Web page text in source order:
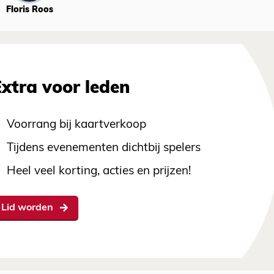
Floris Roos
voor leden
Voorrang bij kaartverkoop
Tijdens evenementen dichtbij spelers
Heel veel korting, acties en prijzen!
Lid worden